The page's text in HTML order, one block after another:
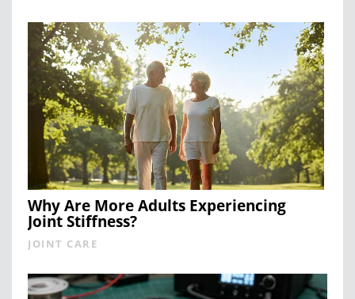
Why Are More Adults Experiencing
Joint Stiffness?
JOINT CARE